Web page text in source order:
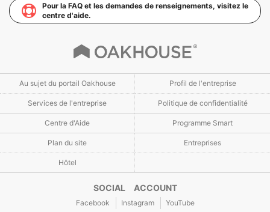
Pour la FAQ et les demandes de renseignements, visitez le
centre d'aide.
Au sujet du portail Oakhouse Profil de l'entreprise
Services de l'entreprise Politique de confidentialité
Centre d'Aide Programme Smart
Plan du site Entreprises
Hôtel
SOCIAL ACCOUNT
Facebook Instagram YouTube